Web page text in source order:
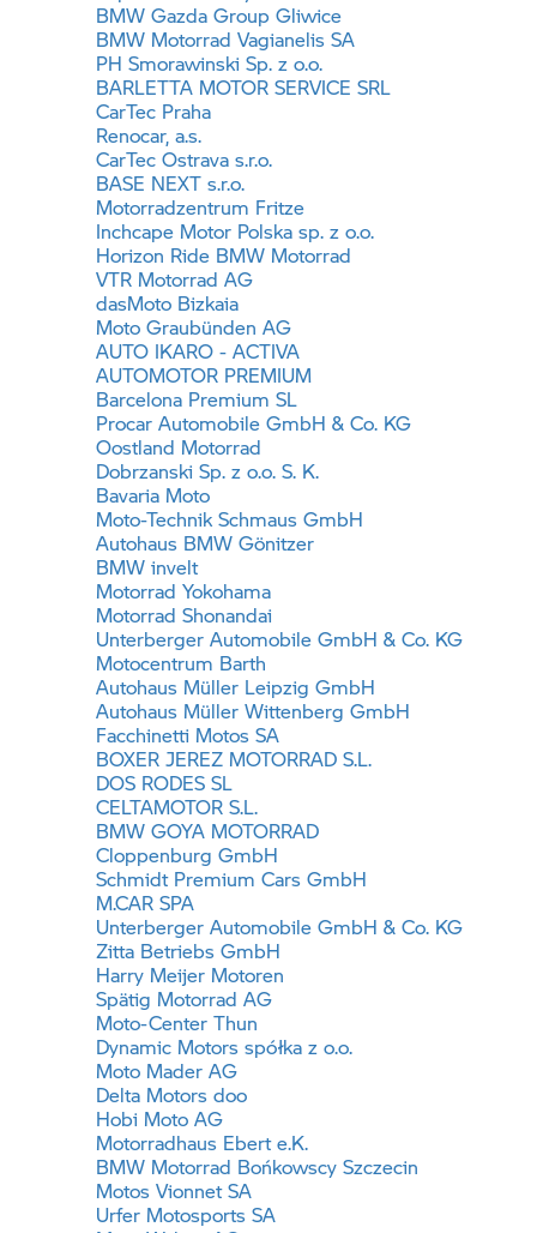
BMW Gazda Group Gliwice
BMW Motorrad Vagianelis SA
PH Smorawinski Sp. z o.o.
BARLETTA MOTOR SERVICE SRL
CarTec Praha
Renocar, a.s.
CarTec Ostrava s.r.o.
BASE NEXT s.r.o.
Motorradzentrum Fritze
Inchcape Motor Polska sp. z o.o.
Horizon Ride BMW Motorrad
VTR Motorrad AG
dasMoto Bizkaia
Moto Graubünden AG
AUTO IKARO - ACTIVA
AUTOMOTOR PREMIUM
Barcelona Premium SL
Procar Automobile GmbH & Co. KG
Oostland Motorrad
Dobrzanski Sp. z o.o. S. K.
Bavaria Moto
Moto-Technik Schmaus GmbH
Autohaus BMW Gönitzer
BMW invelt
Motorrad Yokohama
Motorrad Shonandai
Unterberger Automobile GmbH & Co. KG
Motocentrum Barth
Autohaus Müller Leipzig GmbH
Autohaus Müller Wittenberg GmbH
Facchinetti Motos SA
BOXER JEREZ MOTORRAD S.L.
DOS RODES SL
CELTAMOTOR S.L.
BMW GOYA MOTORRAD
Cloppenburg GmbH
Schmidt Premium Cars GmbH
M.CAR SPA
Unterberger Automobile GmbH & Co. KG
Zitta Betriebs GmbH
Harry Meijer Motoren
Spätig Motorrad AG
Moto-Center Thun
Dynamic Motors spółka z o.o.
Moto Mader AG
Delta Motors doo
Hobi Moto AG
Motorradhaus Ebert e.K.
BMW Motorrad Bońkowscy Szczecin
Motos Vionnet SA
Urfer Motosports SA